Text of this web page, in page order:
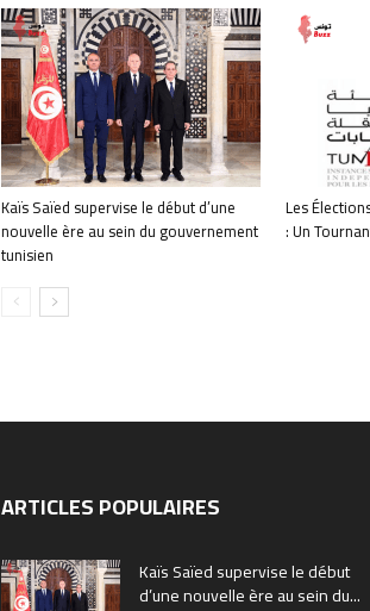
Kaïs Saïed supervise le début d’une
nouvelle ère au sein du gouvernement
tunisien
Les
: Un
ARTICLES POPULAIRES
Kaïs Saïed supervise le début
d’une nouvelle ère au sein du...